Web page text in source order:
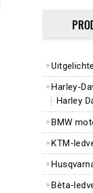
Harley-
Harley
BMW
KTM-
Bèta-